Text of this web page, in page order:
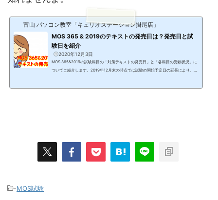
富山 パソコン教室「キュリオステーション掛尾店」
MOS 365 & 2019のテキストの発売日は？発売日と試
験日を紹介
2020年12月3日
MOS 365&2019の試験科目の「対策テキストの発売日」と「各科目の受験状況」に
ついてご紹介します。2019年12月末の時点では試験の開始予定日の延長により、試
-MOS試験